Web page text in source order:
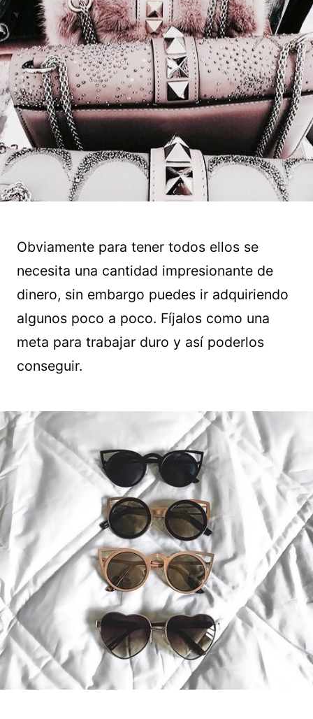
Obviamente para tener todos ellos se
necesita una cantidad impresionante de
dinero, sin embargo puedes ir adquiriendo
algunos poco a poco. Fíjalos como una
meta para trabajar duro y así poderlos
conseguir.